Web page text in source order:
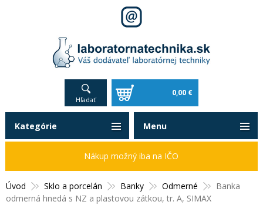
Hľadať
0,00 €
Úvod Sklo a porcelán Banky Odmerné
Banka
odmerná hnedá s NZ a plastovou zátkou, tr. A, SIMAX
Kategórie
Nákup možný iba na IČO
Menu